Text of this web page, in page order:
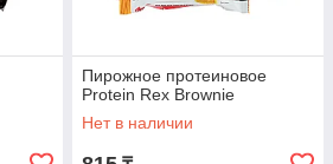
Пирожное протеиновое
Protein Rex Brownie
Нет в наличии